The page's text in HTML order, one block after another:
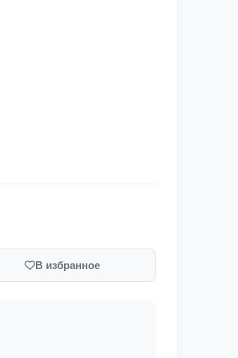
В избранное